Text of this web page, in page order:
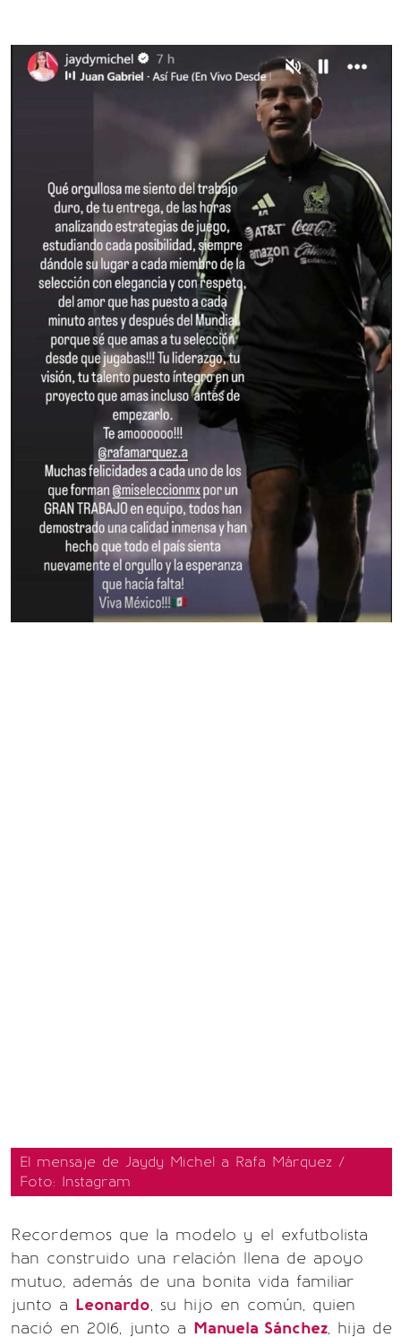
El mensaje de Jaydy Michel a Rafa Márquez /
Foto: Instagram
Recordemos que la modelo y el exfutbolista
han construido una relación llena de apoyo
mutuo, además de una bonita vida familiar
junto a Leonardo, su hijo en común, quien
nació en 2016, junto a Manuela Sánchez, hija de